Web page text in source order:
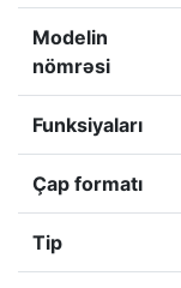
Modelin
nömrəsi
Funksiyaları
Çap formatı
Tip